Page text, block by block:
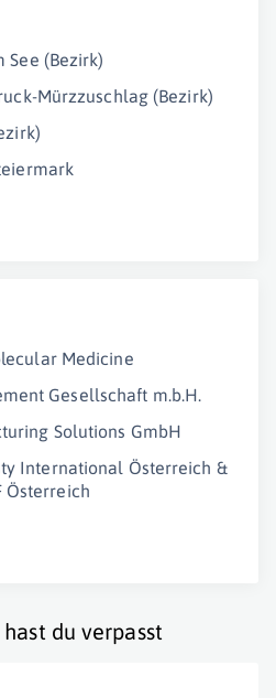
See (Bezirk)
Mürzzuschlag (Bezirk)
Medicine
Gesellschaft m.b.H.
Solutions GmbH
International Österreich &
Österreich
hast du verpasst